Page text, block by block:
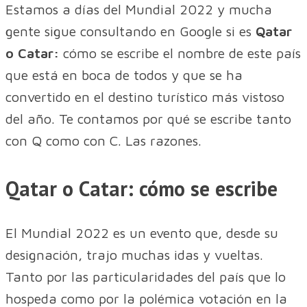
Estamos a días del Mundial 2022 y mucha
gente sigue consultando en Google si es Qatar
o Catar: cómo se escribe el nombre de este país
que está en boca de todos y que se ha
convertido en el destino turístico más vistoso
del año. Te contamos por qué se escribe tanto
con Q como con C. Las razones.
Qatar o Catar: cómo se escribe
El Mundial 2022 es un evento que, desde su
designación, trajo muchas idas y vueltas.
Tanto por las particularidades del país que lo
hospeda como por la polémica votación en la